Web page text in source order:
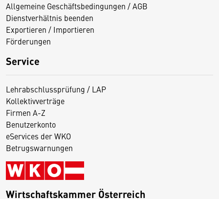
Allgemeine Geschäftsbedingungen / AGB
Dienstverhältnis beenden
Exportieren / Importieren
Förderungen
Service
Lehrabschlussprüfung / LAP
Kollektivverträge
Firmen A-Z
Benutzerkonto
eServices der WKO
Betrugswarnungen
Wirtschaftskammer Österreich